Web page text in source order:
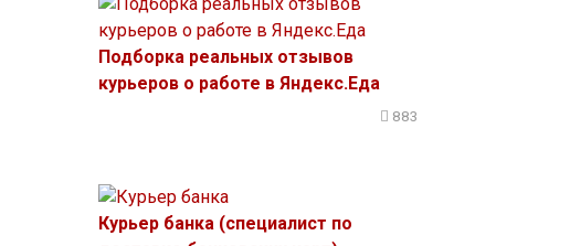
Подборка реальных отзывов
курьеров о работе в Яндекс.Еда
883
Курьер банка (специалист по